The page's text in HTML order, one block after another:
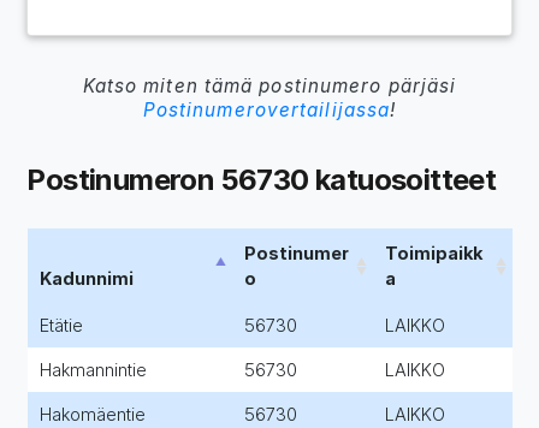
Katso miten tämä postinumero pärjäsi
Postinumerovertailijassa!
Postinumeron 56730 katuosoitteet
Kadunnimi
Postinumer
o
Toimipaikk
a
Etätie 56730 LAIKKO
Hakmannintie 56730 LAIKKO
Hakomäentie 56730 LAIKKO